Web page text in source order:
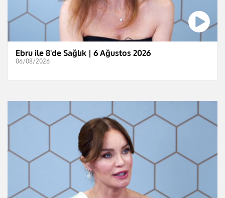
Ebru ile 8'de Sağlık | 6 Ağustos 2026
06/08/2026